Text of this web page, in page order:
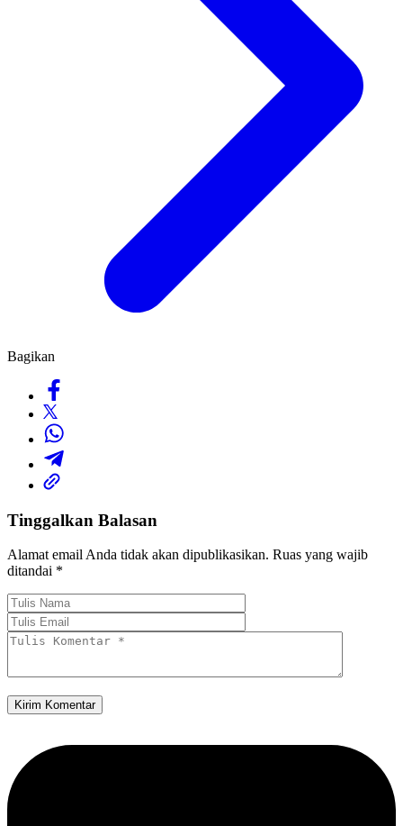
Bagikan
Tinggalkan Balasan
Alamat email Anda tidak akan dipublikasikan. Ruas yang wajib
ditandai *